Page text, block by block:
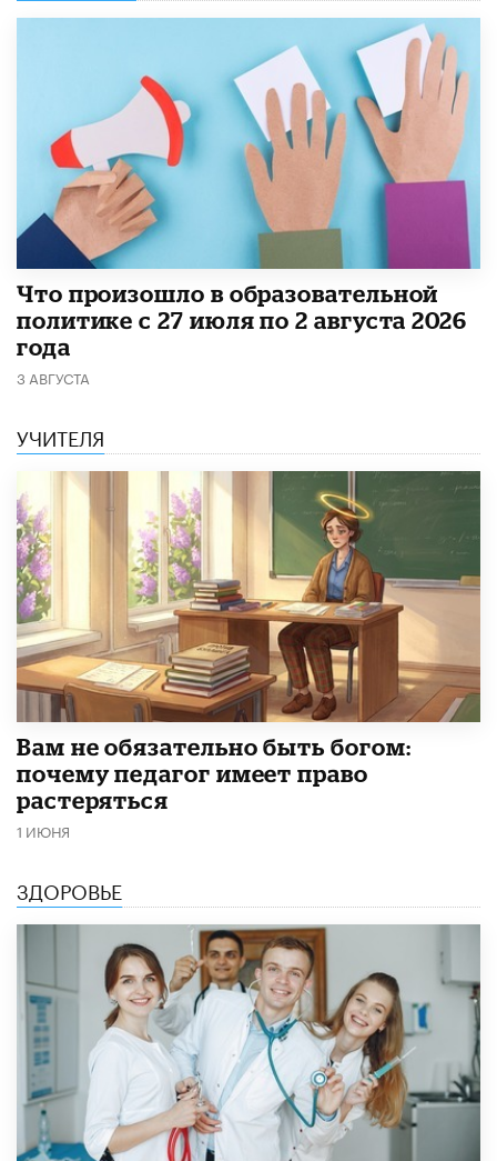
​Что произошло в образовательной
политике с 27 июля по 2 августа 2026
года
3 АВГУСТА
УЧИТЕЛЯ
​Вам не обязательно быть богом:
почему педагог имеет право
растеряться
1 ИЮНЯ
ЗДОРОВЬЕ